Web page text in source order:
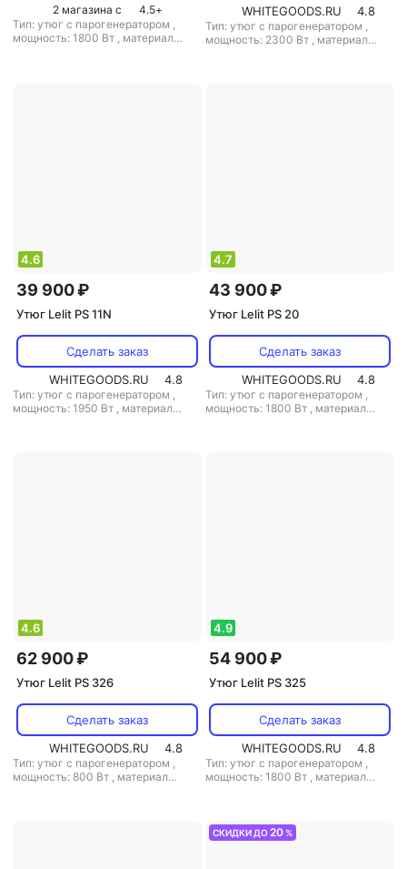
2 магазина с 4.5+
Тип: утюг с парогенератором ,
мощность: 1800 Вт , материал
WHITEGOODS.RU
4.8
Тип: утюг с парогенератором ,
мощность: 2300 Вт , материал
4.6
39 900 ₽
Утюг Lelit PS 11N
Сделать заказ
WHITEGOODS.RU
4.8
Тип: утюг с парогенератором ,
мощность: 1950 Вт , материал
4.7
43 900 ₽
Утюг Lelit PS 20
Сделать заказ
WHITEGOODS.RU
4.8
Тип: утюг с парогенератором ,
мощность: 1800 Вт , материал
4.6
62 900 ₽
Утюг Lelit PS 326
Сделать заказ
WHITEGOODS.RU
4.8
Тип: утюг с парогенератором ,
мощность: 800 Вт , материал
4.9
54 900 ₽
Утюг Lelit PS 325
Сделать заказ
WHITEGOODS.RU
4.8
Тип: утюг с парогенератором ,
мощность: 1800 Вт , материал
СКИДКИ ДО20 %